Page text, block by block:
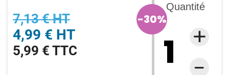
7,13 € HT
4,99 € HT
5,99 € TTC
-30%
Quantité